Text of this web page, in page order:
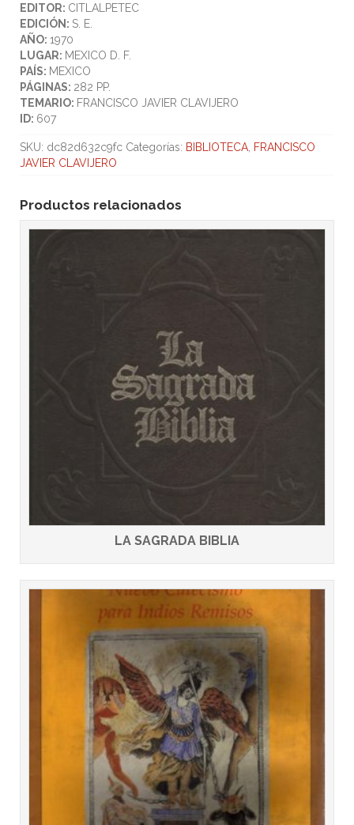
EDITOR: CITLALPETEC
EDICIÓN: S. E.
AÑO: 1970
LUGAR: MEXICO D. F.
PAÍS: MEXICO
PÁGINAS: 282 PP.
TEMARIO: FRANCISCO JAVIER CLAVIJERO
ID: 607
SKU: dc82d632c9fc Categorías: BIBLIOTECA FRANCISCO
JAVIER CLAVIJERO
Productos relacionados
LA SAGRADA BIBLIA